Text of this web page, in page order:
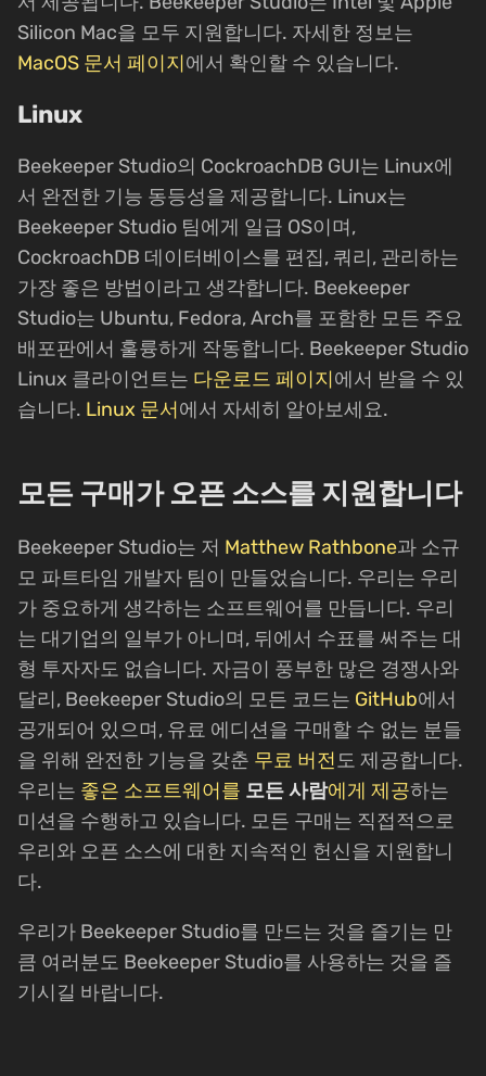
Silicon Mac을 모두 지원합니다. 자세한 정보는
MacOS 문서 페이지에서 확인할 수 있습니다.
Linux
Beekeeper Studio의 CockroachDB GUI는 Linux에
서 완전한 기능 동등성을 제공합니다. Linux는
Beekeeper Studio 팀에게 일급 OS이며,
CockroachDB 데이터베이스를 편집, 쿼리, 관리하는
가장 좋은 방법이라고 생각합니다. Beekeeper
Studio는 Ubuntu, Fedora, Arch를 포함한 모든 주요
배포판에서 훌륭하게 작동합니다. Beekeeper Studio
Linux 클라이언트는 다운로드 페이지에서 받을 수 있
습니다. Linux 문서에서 자세히 알아보세요.
모든 구매가 오픈 소스를 지원합니다
Beekeeper Studio는 저 Matthew Rathbone과 소규
모 파트타임 개발자 팀이 만들었습니다. 우리는 우리
가 중요하게 생각하는 소프트웨어를 만듭니다. 우리
는 대기업의 일부가 아니며, 뒤에서 수표를 써주는 대
형 투자자도 없습니다. 자금이 풍부한 많은 경쟁사와
달리, Beekeeper Studio의 모든 코드는 GitHub에서
공개되어 있으며, 유료 에디션을 구매할 수 없는 분들
을 위해 완전한 기능을 갖춘 무료 버전도 제공합니다.
우리는 좋은 소프트웨어를 모든 사람에게 제공하는
미션을 수행하고 있습니다. 모든 구매는 직접적으로
우리와 오픈 소스에 대한 지속적인 헌신을 지원합니
다.
우리가 Beekeeper Studio를 만드는 것을 즐기는 만
큼 여러분도 Beekeeper Studio를 사용하는 것을 즐
기시길 바랍니다.